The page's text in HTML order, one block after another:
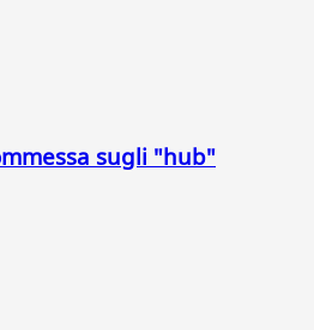
sugli "hub"